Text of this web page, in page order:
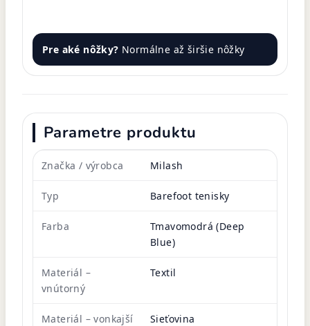
Pre aké nôžky? Normálne až širšie nôžky
Parametre produktu
Značka / výrobca Milash
Typ Barefoot tenisky
Farba
Tmavomodrá (Deep
Blue)
Materiál –
vnútorný
Textil
Materiál – vonkajší Sieťovina